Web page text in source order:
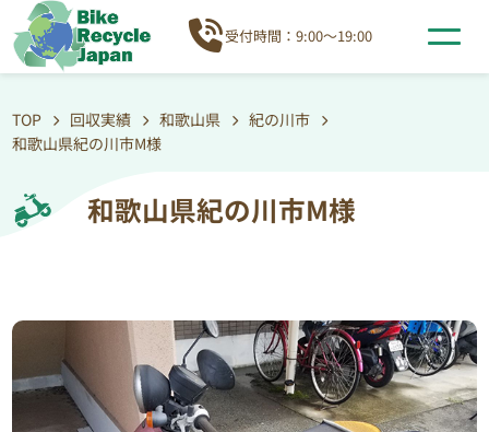
受付時間：9:00～19:00
TOP 回収実績 和歌山県
紀の川市
和歌山県紀の川市M様
和歌山県紀の川市M様